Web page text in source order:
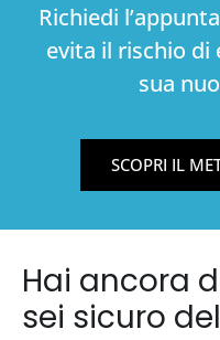
Richiedi
evita il rischio di
sua
SCOPRI IL
Hai ancora
sei sicuro